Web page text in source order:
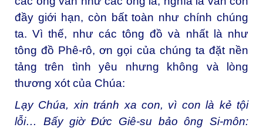
đầy giới hạn, còn bất toàn như chính chúng
ta. Vì thế, như các tông đồ và nhất là như
tông đồ Phê-rô, ơn gọi của chúng ta đặt nền
tảng trên tình yêu nhưng không và lòng
thương xót của Chúa:
Lạy Chúa, xin tránh xa con, vì con là kẻ tội
lỗi… Bấy giờ Đức Giê-su bảo ông Si-môn: